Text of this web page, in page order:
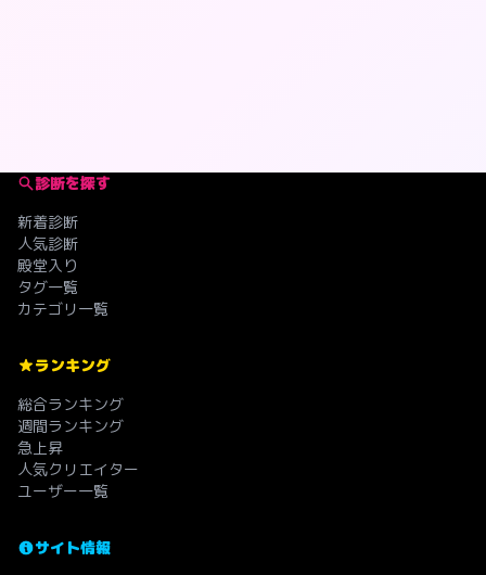
診断を探す
新着診断
人気診断
殿堂入り
タグ一覧
カテゴリ一覧
ランキング
総合ランキング
週間ランキング
急上昇
人気クリエイター
ユーザー一覧
サイト情報